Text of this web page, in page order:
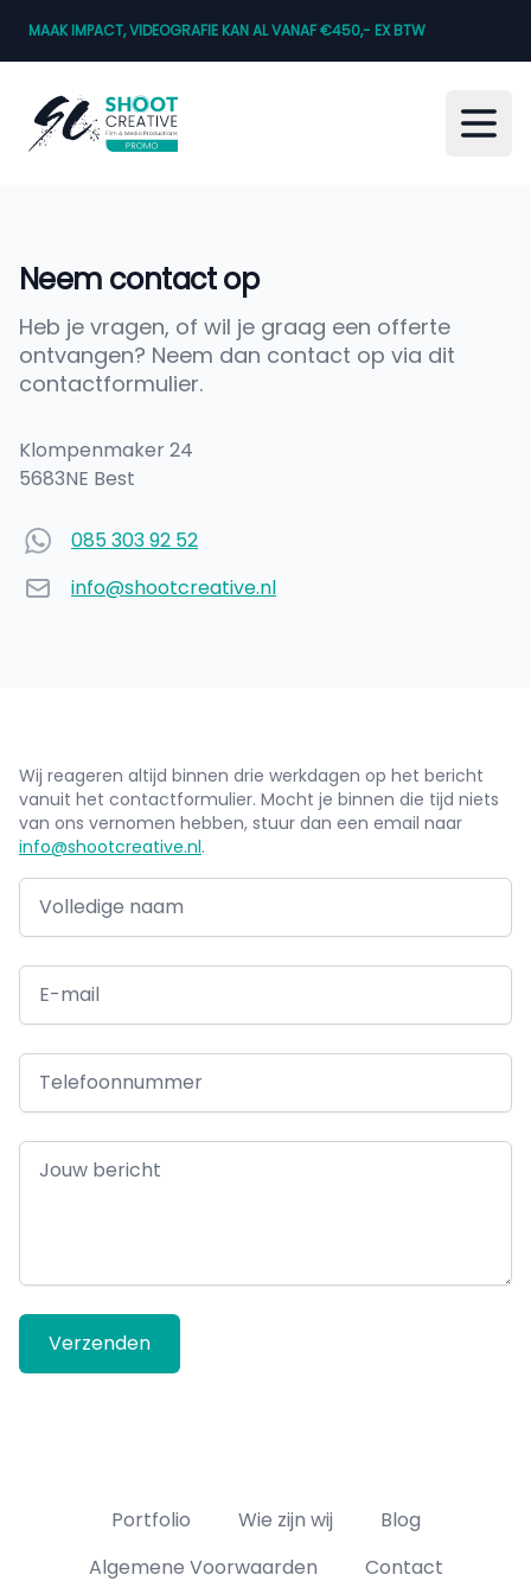
MAAK IMPACT, VIDEOGRAFIE KAN AL VANAF €450,- EX BTW
Neem contact op
Heb je vragen, of wil je graag een offerte
ontvangen? Neem dan contact op via dit
contactformulier.
Shoot Creative Film & Media Productions
Klompenmaker 24
5683NE Best
Telefoonnumer
085 303 92 52
E-mailinfo@shootcreative.nl
Wij reageren altijd binnen drie werkdagen op het bericht
vanuit het contactformulier. Mocht je binnen die tijd niets
van ons vernomen hebben, stuur dan een email naar
info@shootcreative.nl.
Volledige naam
E-mail
Telefoonnummer
Jouw bericht
Verzenden
Portfolio Wie zijn wij
Blog
Algemene Voorwaarden
Contact